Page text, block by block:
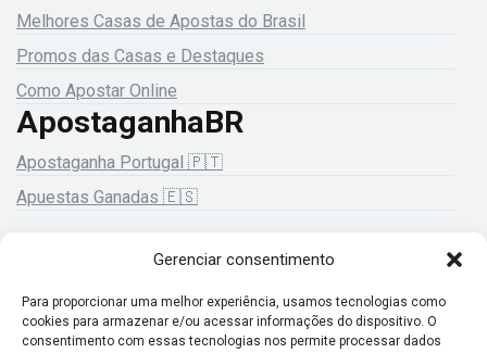
Gerenciar consentimento
Para proporcionar uma melhor experiência, usamos tecnologias como
cookies para armazenar e/ou acessar informações do dispositivo. O
consentimento com essas tecnologias nos permite processar dados
Melhores Casas de Apostas do Brasil
Promos das Casas e Destaques
Como Apostar Online
ApostaganhaBR
Apostaganha Portugal 🇵🇹
Apuestas Ganadas 🇪🇸
18+ Jogue com responsabilidade!